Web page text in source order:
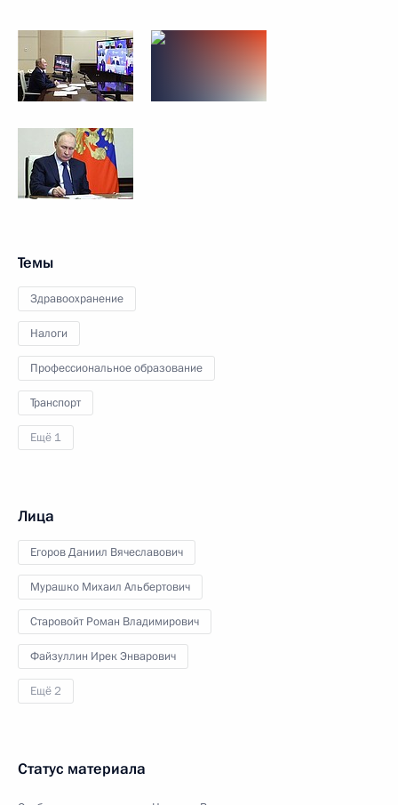
Темы
Здравоохранение
Налоги
Профессиональное образование
Транспорт
Ещё 1
Лица
Егоров Даниил Вячеславович
Мурашко Михаил Альбертович
Старовойт Роман Владимирович
Файзуллин Ирек Энварович
Ещё 2
Статус материала